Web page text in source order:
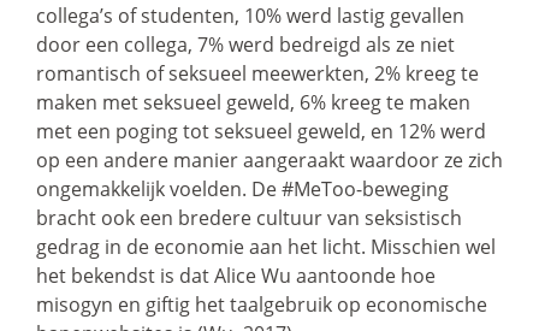
collega’s of studenten, 10% werd lastig gevallen
door een collega, 7% werd bedreigd als ze niet
romantisch of seksueel meewerkten, 2% kreeg te
maken met seksueel geweld, 6% kreeg te maken
met een poging tot seksueel geweld, en 12% werd
op een andere manier aangeraakt waardoor ze zich
ongemakkelijk voelden. De #MeToo-beweging
bracht ook een bredere cultuur van seksistisch
gedrag in de economie aan het licht. Misschien wel
het bekendst is dat Alice Wu aantoonde hoe
misogyn en giftig het taalgebruik op economische